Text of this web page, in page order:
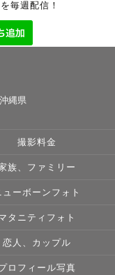
毎週配信！
沖縄県
撮影料金
族、ファミリー
ューボーンフォト
タニティフォト
恋人、カップル
ロフィール写真